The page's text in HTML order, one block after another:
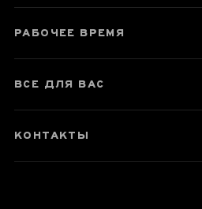
РАБОЧЕЕ ВРЕМЯ
ВСЕ ДЛЯ ВАС
КОНТАКТЫ